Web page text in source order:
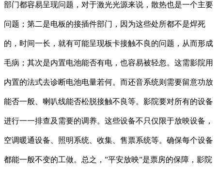
部门都容易呈现问题，对于激光光源来说，散热也是一个主要
问题；第二是电板的接插件部门，因为这些处所都不是焊死
的，时间一长，就有可能呈现板卡接触不良的问题，从而形成
毛病；其次是内置电池能否有电，也容易被轻忽。这需影院用
内置的法式去诊断电池电量若何。而还音系统则需要留意功放
能否一般、喇叭线能否松脱接触不良等。影院要对所有的设备
进行一一排查及需要的调养。这些设备不只仅限于放映设备，
空调暖通设备、照明系统、收集、售票系统等。确保每个设备
都能一般不变的工做。总之，”平安放映”是票房的保障，影院